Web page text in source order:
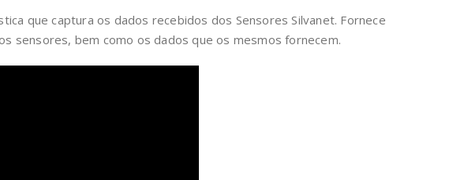
que captura os dados recebidos dos Sensores Silvanet. Fornece
sensores, bem como os dados que os mesmos fornecem.